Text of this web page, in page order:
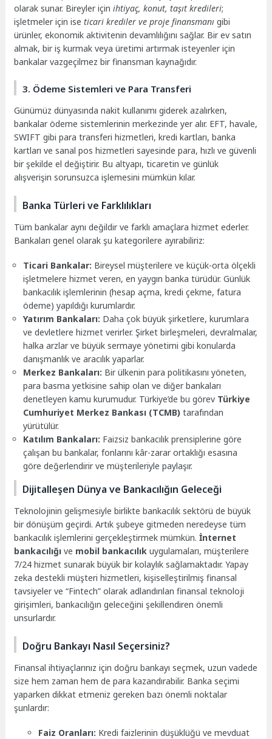
olarak sunar. Bireyler içinihtiyaç, konut, taşıt kredileri;
işletmeler için iseticari krediler ve proje finansmanı gibi
ürünler, ekonomik aktivitenin devamlılığını sağlar. Bir ev satın
almak, bir iş kurmak veya üretimi artırmak isteyenler için
bankalar vazgeçilmez bir finansman kaynağıdır.
3. Ödeme Sistemleri ve Para Transferi
Günümüz dünyasında nakit kullanımı giderek azalırken,
bankalar ödeme sistemlerinin merkezinde yer alır. EFT, havale,
SWIFT gibi para transferi hizmetleri, kredi kartları, banka
kartları ve sanal pos hizmetleri sayesinde para, hızlı ve güvenli
bir şekilde el değiştirir. Bu altyapı, ticaretin ve günlük
alışverişin sorunsuzca işlemesini mümkün kılar.
Banka Türleri ve Farklılıkları
Tüm bankalar aynı değildir ve farklı amaçlara hizmet ederler.
Bankaları genel olarak şu kategorilere ayırabiliriz:
Ticari Bankalar: Bireysel müşterilere ve küçük-orta ölçekli
işletmelere hizmet veren, en yaygın banka türüdür. Günlük
bankacılık işlemlerinin (hesap açma, kredi çekme, fatura
ödeme) yapıldığı kurumlardır.
Yatırım Bankaları: Daha çok büyük şirketlere, kurumlara
ve devletlere hizmet verirler. Şirket birleşmeleri, devralmalar,
halka arzlar ve büyük sermaye yönetimi gibi konularda
danışmanlık ve aracılık yaparlar.
Merkez Bankaları: Bir ülkenin para politikasını yöneten,
para basma yetkisine sahip olan ve diğer bankaları
denetleyen kamu kurumudur. Türkiye’de bu görev Türkiye
Cumhuriyet Merkez Bankası (TCMB) tarafından
yürütülür.
Katılım Bankaları: Faizsiz bankacılık prensiplerine göre
çalışan bu bankalar, fonlarını kâr-zarar ortaklığı esasına
göre değerlendirir ve müşterileriyle paylaşır.
Dijitalleşen Dünya ve Bankacılığın Geleceği
Teknolojinin gelişmesiyle birlikte bankacılık sektörü de büyük
bir dönüşüm geçirdi. Artık şubeye gitmeden neredeyse tüm
bankacılık işlemlerini gerçekleştirmek mümkün.İnternet
bankacılığı ve mobil bankacılık uygulamaları, müşterilere
7/24 hizmet sunarak büyük bir kolaylık sağlamaktadır. Yapay
zeka destekli müşteri hizmetleri, kişiselleştirilmiş finansal
tavsiyeler ve “Fintech” olarak adlandırılan finansal teknoloji
girişimleri, bankacılığın geleceğini şekillendiren önemli
unsurlardır.
Doğru Bankayı Nasıl Seçersiniz?
Finansal ihtiyaçlarınız için doğru bankayı seçmek, uzun vadede
size hem zaman hem de para kazandırabilir. Banka seçimi
yaparken dikkat etmeniz gereken bazı önemli noktalar
şunlardır:
Faiz Oranları: Kredi faizlerinin düşüklüğü ve mevduat